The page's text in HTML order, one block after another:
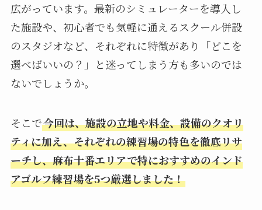
広がっています。最新のシミュレーターを導入し
た施設や、初心者でも気軽に通えるスクール併設
のスタジオなど、それぞれに特徴があり「どこを
選べばいいの？」と迷ってしまう方も多いのでは
ないでしょうか。
そこで今回は、施設の立地や料金、設備のクオリ
ティに加え、それぞれの練習場の特色を徹底リサ
ーチし、麻布十番エリアで特におすすめのインド
アゴルフ練習場を5つ厳選しました！